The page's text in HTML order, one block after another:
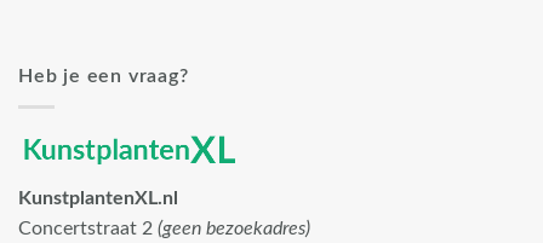
Heb je een vraag?
KunstplantenXL.nl
Concertstraat 2 (geen bezoekadres)